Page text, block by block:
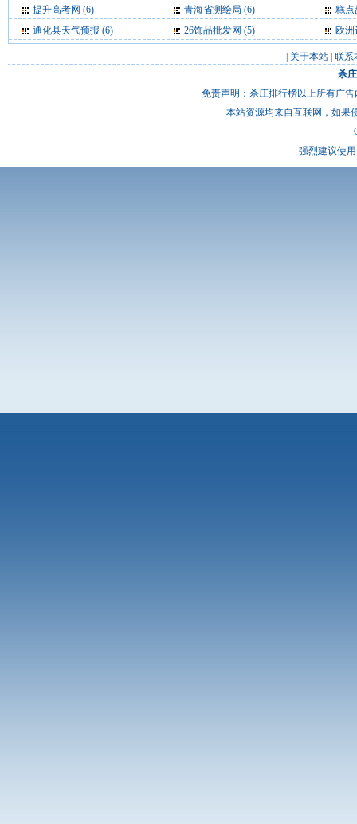
提升高考网 (6) 青海省测绘局 (6)
糕点
通化县天气预报 (6) 26饰品批发网 (5) 欧洲
关于本站 联系
杀
免责声明：杀庄排行榜以上所有广
本站资源均来自互联网，如果
强烈建议使